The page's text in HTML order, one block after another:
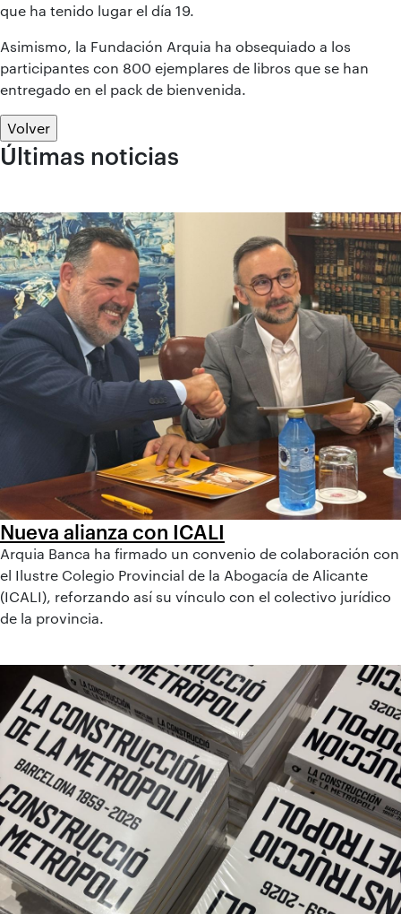
que ha tenido lugar el día 19.
Asimismo, la Fundación Arquia ha obsequiado a los
participantes con 800 ejemplares de libros que se han
entregado en el pack de bienvenida.
Volver
Últimas noticias
Nueva alianza con ICALI
Arquia Banca ha firmado un convenio de colaboración con
el Ilustre Colegio Provincial de la Abogacía de Alicante
(ICALI), reforzando así su vínculo con el colectivo jurídico
de la provincia.